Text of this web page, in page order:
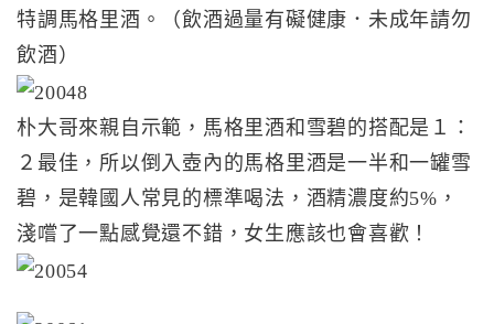
特調馬格里酒。（飲酒過量有礙健康．未成年請勿
飲酒）
朴大哥來親自示範，馬格里酒和雪碧的搭配是１：
２最佳，所以倒入壺內的馬格里酒是一半和一罐雪
碧，是韓國人常見的標準喝法，酒精濃度約5%，
淺嚐了一點感覺還不錯，女生應該也會喜歡！